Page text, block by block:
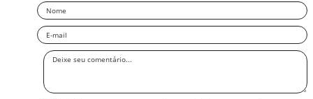
Nome
Email
Deixe